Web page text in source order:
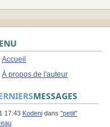
Accueil
À propos de l'auteur
MESSAGES
17:43 Kodeni dans "petit"